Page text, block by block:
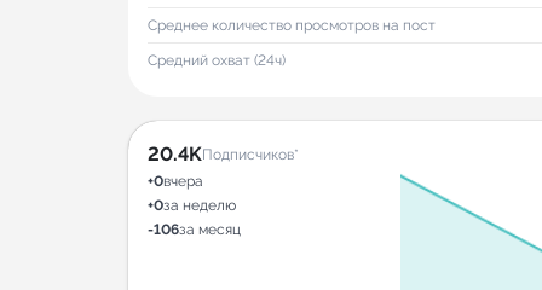
Среднее количество просмотров на пост
Средний охват (24ч)
20.4KПодписчиков*
+0вчера
+0за неделю
-106за месяц